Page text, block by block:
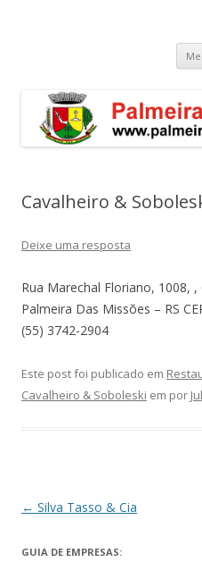
Cavalheiro &
Deixe uma resposta
Rua Marechal Floriano, 1008, ,
Palmeira Das Missões – RS
(55) 3742-2904
Este post foi publicado em
Cavalheiro & Soboleski em por
Navegação
posts
← Silva Tasso & Cia
GUIA DE EMPRESAS: